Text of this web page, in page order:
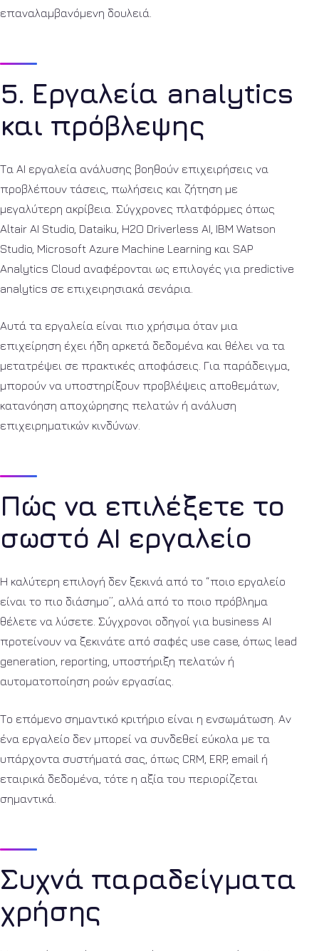
επαναλαμβανόμενη δουλειά.
5. Εργαλεία analytics
και πρόβλεψης
Τα AI εργαλεία ανάλυσης βοηθούν επιχειρήσεις να
προβλέπουν τάσεις, πωλήσεις και ζήτηση με
μεγαλύτερη ακρίβεια. Σύγχρονες πλατφόρμες όπως
Altair AI Studio, Dataiku, H2O Driverless AI, IBM Watson
Studio, Microsoft Azure Machine Learning και SAP
Analytics Cloud αναφέρονται ως επιλογές για predictive
analytics σε επιχειρησιακά σενάρια.
Αυτά τα εργαλεία είναι πιο χρήσιμα όταν μια
επιχείρηση έχει ήδη αρκετά δεδομένα και θέλει να τα
μετατρέψει σε πρακτικές αποφάσεις. Για παράδειγμα,
μπορούν να υποστηρίξουν προβλέψεις αποθεμάτων,
κατανόηση αποχώρησης πελατών ή ανάλυση
επιχειρηματικών κινδύνων.
Πώς να επιλέξετε το
σωστό AI εργαλείο
Η καλύτερη επιλογή δεν ξεκινά από το “ποιο εργαλείο
είναι το πιο διάσημο”, αλλά από το ποιο πρόβλημα
θέλετε να λύσετε. Σύγχρονοι οδηγοί για business AI
προτείνουν να ξεκινάτε από σαφές use case, όπως lead
generation, reporting, υποστήριξη πελατών ή
αυτοματοποίηση ροών εργασίας.
Το επόμενο σημαντικό κριτήριο είναι η ενσωμάτωση. Αν
ένα εργαλείο δεν μπορεί να συνδεθεί εύκολα με τα
υπάρχοντα συστήματά σας, όπως CRM, ERP, email ή
εταιρικά δεδομένα, τότε η αξία του περιορίζεται
σημαντικά.
Συχνά παραδείγματα
χρήσης